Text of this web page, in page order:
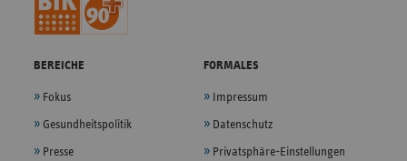
BEREICHE
Fokus
Gesundheitspolitik
Presse
FORMALES
Impressum
Datenschutz
Privatsphäre-Einstellungen